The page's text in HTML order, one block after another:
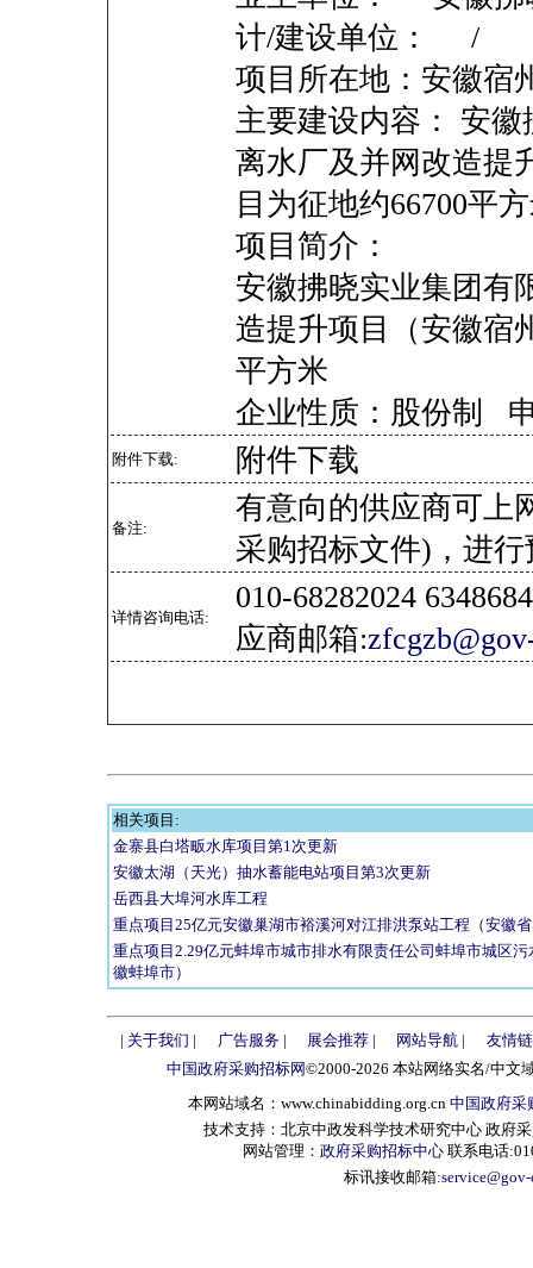
计/建设单位： /
项目所在地：安徽宿
主要建设内容： 安
离水厂及并网改造提
目为征地约66700平
项目简介：
安徽拂晓实业集团有
造提升项目（安徽宿
平方米
企业性质：股份制
附件下载: 附件下载
备注:
有意向的供应商可上
采购招标文件)，进
详情咨询电话:
010-68282024
应商邮箱:
相关项目:
金寨县白塔畈水库项目第1次更新
安徽太湖（天光）抽水蓄能电站项目第3次更新
岳西县大埠河水库工程
重点项目25亿元安徽巢湖市裕溪河对江排洪泵站工程（安徽
重点项目2.29亿元蚌埠市城市排水有限责任公司蚌埠市城区
徽蚌埠市）
| 关于我们 | 广告服务| 展会推荐| 网站导航 |
友情
中国政府采购招标网©2000-2026 本站网络实名/中文
本网站域名：www.chinabidding.org.cn 中国政府采
技术支持：北京中政发科学技术研究中心 政府
网站管理： 政府采购招标中心 联系电话
标讯接收邮箱: